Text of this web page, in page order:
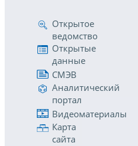
Открытое
ведомство
Открытые
данные
СМЭВ
Аналитический
портал
Видеоматериалы
Карта
сайта